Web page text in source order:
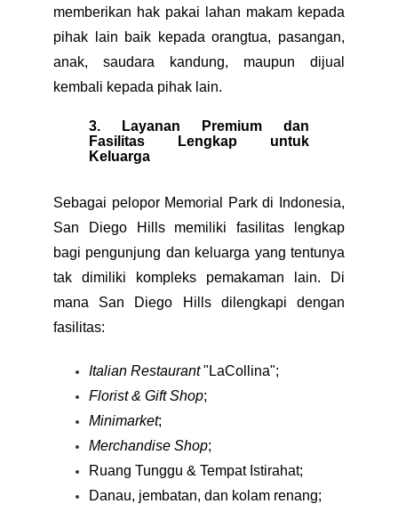
memberikan hak pakai lahan makam kepada
pihak lain baik kepada orangtua, pasangan,
anak, saudara kandung, maupun dijual
kembali kepada pihak lain.
3. Layanan Premium dan
Fasilitas Lengkap untuk
Keluarga
Sebagai pelopor Memorial Park di Indonesia,
San Diego Hills memiliki fasilitas lengkap
bagi pengunjung dan keluarga yang tentunya
tak dimiliki kompleks pemakaman lain. Di
mana San Diego Hills dilengkapi dengan
fasilitas:
Italian Restaurant"LaCollina";
Florist & Gift Shop;
Minimarket;
Merchandise Shop;
Ruang Tunggu & Tempat Istirahat;
Danau, jembatan, dan kolam renang;